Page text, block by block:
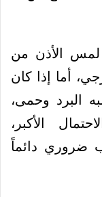
لمس الأذن من
أما إذا كان
البرد وحمى،
الأكبر،
ضروري دائماً